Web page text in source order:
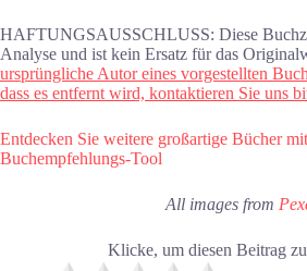
HAFTUNGSAUSSCHLUSS: Diese
Analyse und ist kein Ersatz für das
ursprüngliche Autor eines vorgestellten
dass es entfernt wird, kontaktieren Sie uns
Entdecken Sie weitere großartige Bücher
Buchempfehlungs-Tool
All images from
Klicke, um diesen Beitrag